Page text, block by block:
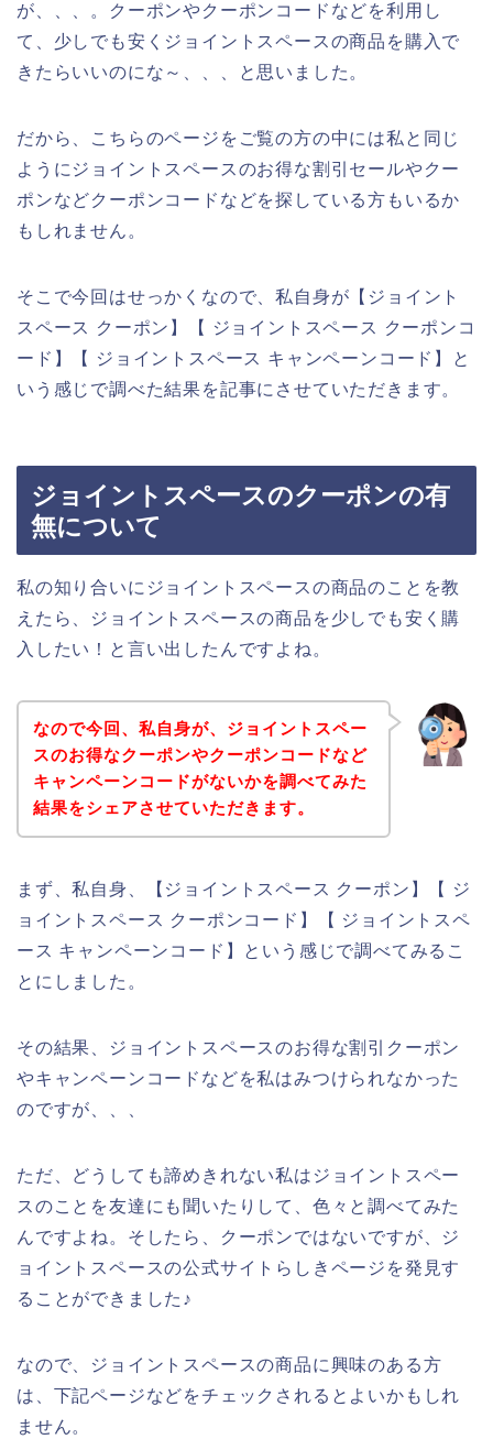
が、、、。クーポンやクーポンコードなどを利用し
て、少しでも安くジョイントスペースの商品を購入で
きたらいいのにな～、、、と思いました。
だから、こちらのページをご覧の方の中には私と同じ
ようにジョイントスペースのお得な割引セールやクー
ポンなどクーポンコードなどを探している方もいるか
もしれません。
そこで今回はせっかくなので、私自身が【ジョイント
スペース クーポン】【 ジョイントスペース クーポンコ
ード】【 ジョイントスペース キャンペーンコード】と
いう感じで調べた結果を記事にさせていただきます。
ジョイントスペースのクーポンの有
無について
私の知り合いにジョイントスペースの商品のことを教
えたら、ジョイントスペースの商品を少しでも安く購
入したい！と言い出したんですよね。
なので今回、私自身が、ジョイントスペー
スのお得なクーポンやクーポンコードなど
キャンペーンコードがないかを調べてみた
結果をシェアさせていただきます。
まず、私自身、【ジョイントスペース クーポン】【 ジ
ョイントスペース クーポンコード】【 ジョイントスペ
ース キャンペーンコード】という感じで調べてみるこ
とにしました。
その結果、ジョイントスペースのお得な割引クーポン
やキャンペーンコードなどを私はみつけられなかった
のですが、、、
ただ、どうしても諦めきれない私はジョイントスペー
スのことを友達にも聞いたりして、色々と調べてみた
んですよね。そしたら、クーポンではないですが、ジ
ョイントスペースの公式サイトらしきページを発見す
ることができました♪
なので、ジョイントスペースの商品に興味のある方
は、下記ページなどをチェックされるとよいかもしれ
ません。